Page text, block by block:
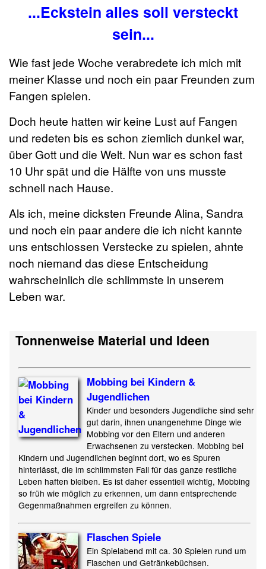
...Eckstein alles soll versteckt
sein...
Wie fast jede Woche verabredete ich mich mit
meiner Klasse und noch ein paar Freunden zum
Fangen spielen.
Doch heute hatten wir keine Lust auf Fangen
und redeten bis es schon ziemlich dunkel war,
über Gott und die Welt. Nun war es schon fast
10 Uhr spät und die Hälfte von uns musste
schnell nach Hause.
Als ich, meine dicksten Freunde Alina, Sandra
und noch ein paar andere die ich nicht kannte
uns entschlossen Verstecke zu spielen, ahnte
noch niemand das diese Entscheidung
wahrscheinlich die schlimmste in unserem
Leben war.
Tonnenweise Material und Ideen
Mobbing bei Kindern &
Jugendlichen
Kinder und besonders Jugendliche sind sehr
gut darin, ihnen unangenehme Dinge wie
Mobbing vor den Eltern und anderen
Erwachsenen zu verstecken. Mobbing bei
Kindern und Jugendlichen beginnt dort, wo es Spuren
hinterlässt, die im schlimmsten Fall für das ganze restliche
Leben haften bleiben. Es ist daher essentiell wichtig, Mobbing
so früh wie möglich zu erkennen, um dann entsprechende
Gegenmaßnahmen ergreifen zu können.
Flaschen Spiele
Ein Spielabend mit ca. 30 Spielen rund um
Flaschen und Getränkebüchsen.